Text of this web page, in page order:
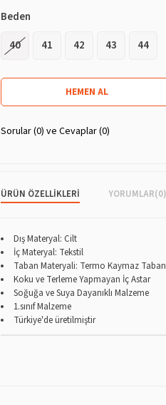
Beden
40
41 42 43 44
Sorular (0) ve Cevaplar (0)
ÜRÜN ÖZELLIKLERI YORUMLAR(0)
Dış Materyal: Cilt
İç Materyal: Tekstil
Taban Materyali: Termo Kaymaz Taban
Koku ve Terleme Yapmayan İç Astar
Soğuğa ve Suya Dayanıklı Malzeme
1.sınıf Malzeme
Türkiye'de üretilmiştir